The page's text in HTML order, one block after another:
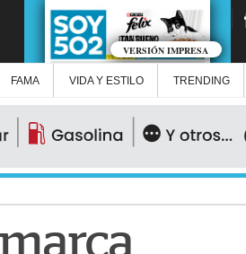
VERSIÓN IMPRESA
FAMA VIDA Y ESTILO TRENDING